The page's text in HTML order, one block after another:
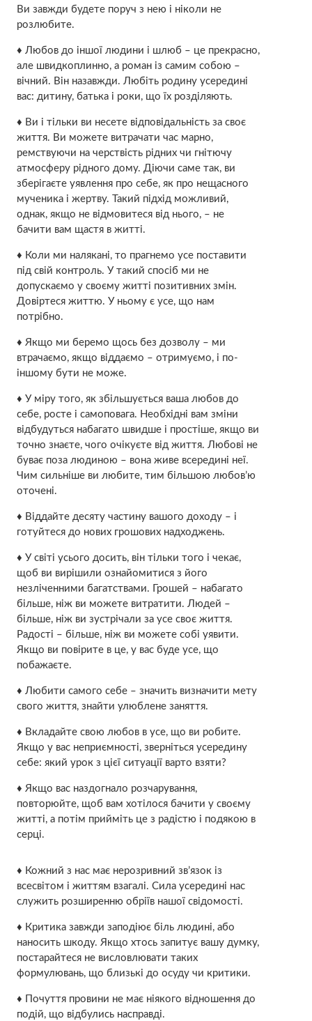
Ви завжди будете поруч з нею і ніколи не
розлюбите.
♦ Любов до іншої людини і шлюб – це прекрасно,
але швидкоплинно, а роман із самим собою –
вічний. Він назавжди. Любіть родину усередині
вас: дитину, батька і роки, що їх розділяють.
♦ Ви і тільки ви несете відповідальність за своє
життя. Ви можете витрачати час марно,
ремствуючи на черствість рідних чи гнітючу
атмосферу рідного дому. Діючи саме так, ви
зберігаєте уявлення про себе, як про нещасного
мученика і жертву. Такий підхід можливий,
однак, якщо не відмовитеся від нього, – не
бачити вам щастя в житті.
♦ Коли ми налякані, то прагнемо усе поставити
під свій контроль. У такий спосіб ми не
допускаємо у своєму житті позитивних змін.
Довіртеся життю. У ньому є усе, що нам
потрібно.
♦ Якщо ми беремо щось без дозволу – ми
втрачаємо, якщо віддаємо – отримуємо, і по-
іншому бути не може.
♦ У міру того, як збільшується ваша любов до
себе, росте і самоповага. Необхідні вам зміни
відбудуться набагато швидше і простіше, якщо ви
точно знаєте, чого очікуєте від життя. Любові не
буває поза людиною – вона живе всередині неї.
Чим сильніше ви любите, тим більшою любов’ю
оточені.
♦ Віддайте десяту частину вашого доходу – і
готуйтеся до нових грошових надходжень.
♦ У світі усього досить, він тільки того і чекає,
щоб ви вирішили ознайомитися з його
незліченними багатствами. Грошей – набагато
більше, ніж ви можете витратити. Людей –
більше, ніж ви зустрічали за усе своє життя.
Радості – більше, ніж ви можете собі уявити.
Якщо ви повірите в це, у вас буде усе, що
побажаєте.
♦ Любити самого себе – значить визначити мету
свого життя, знайти улюблене заняття.
♦ Вкладайте свою любов в усе, що ви робите.
Якщо у вас неприємності, зверніться усередину
себе: який урок з цієї ситуації варто взяти?
♦ Якщо вас наздогнало розчарування,
повторюйте, щоб вам хотілося бачити у своєму
житті, а потім прийміть це з радістю і подякою в
серці.
♦ Кожний з нас має нерозривний зв’язок із
всесвітом і життям взагалі. Сила усередині нас
служить розширенню обріїв нашої свідомості.
♦ Критика завжди заподіює біль людині, або
наносить шкоду. Якщо хтось запитує вашу думку,
постарайтеся не висловлювати таких
формулювань, що близькі до осуду чи критики.
♦ Почуття провини не має ніякого відношення до
подій, що відбулись насправді.